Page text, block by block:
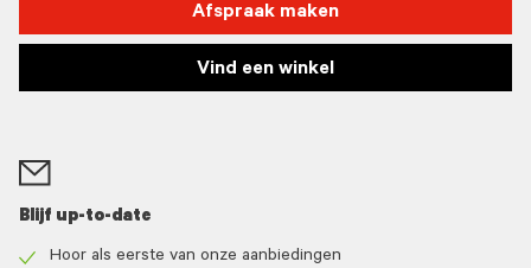
Afspraak maken
Vind een winkel
Blijf up-to-date
Hoor als eerste van onze aanbiedingen